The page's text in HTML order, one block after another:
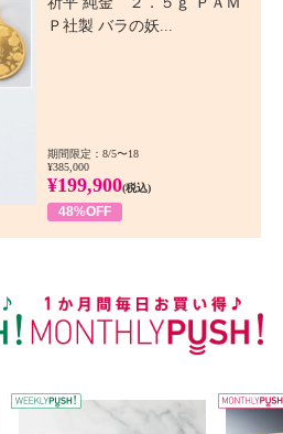
Ｐ社製 バラの妖...
期間限定：8/5〜18
¥385,000
¥199,900(税込)
48%OFF
WEEKLY PUSH